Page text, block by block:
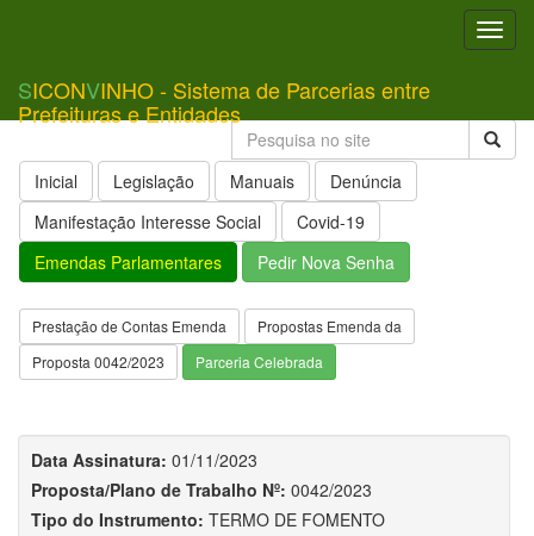
SICONVINHO - Sistema de Parcerias entre
Prefeituras e Entidades
Inicial Legislação Manuais
Denúncia
Manifestação Interesse Social
Covid-19
Emendas Parlamentares
Pedir Nova Senha
Prestação de Contas Emenda
Propostas Emenda da
Proposta 0042/2023
Parceria Celebrada
Data Assinatura: 01/11/2023
Proposta/Plano de Trabalho Nº: 0042/2023
Tipo do Instrumento: TERMO DE FOMENTO